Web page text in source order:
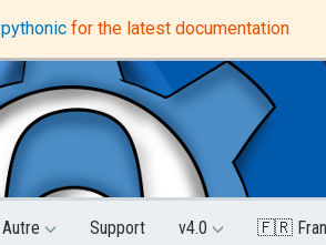
Support forum Python
Autre Support v4.0 🇫🇷
for the latest documentation